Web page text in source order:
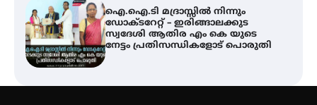
ഐ.ഐ.ടി മദ്രാസ്സിൽ നിന്നും
ഡോക്ടറേറ്റ് – ഇരിങ്ങാലക്കുട
സ്വദേശി ആതിര എം കെ യുടെ
നേട്ടം പ്രതിസന്ധികളോട് പൊരുതി